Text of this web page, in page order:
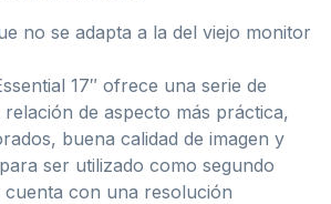
no se adapta a la del viejo monitor
17″ ofrece una serie de
de aspecto más práctica,
buena calidad de imagen y
ser utilizado como segundo
cuenta con una resolución